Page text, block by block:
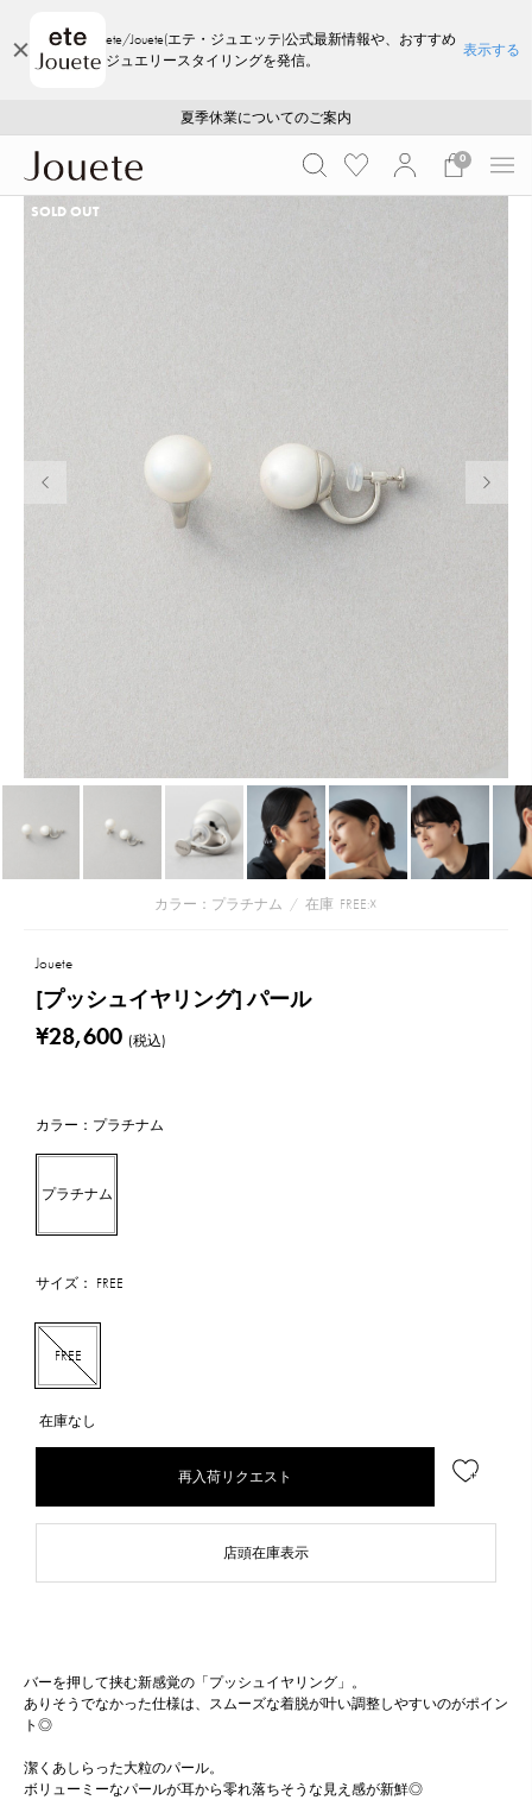
ete/Jouete(エテ・ジュエッテ)公式最新情報や、おすすめ
ジュエリースタイリングを発信。
表示する
採用のご案内
ご注文いただいたお品物のお届け状況について
夏季休業についてのご案内
WEB LIMITED ITEMS >>
採用のご案内
ご注文いただいたお品物のお届け状況について
0
カラー：プラチナム / 在庫 FREE:☓
SOLD OUT
Jouete
[プッシュイヤリング] パール
¥28,600 (税込)
カラー：プラチナム
プラチナム
サイズ： FREE
FREE
在庫なし
再入荷リクエスト
店頭在庫表示
バーを押して挟む新感覚の「プッシュイヤリング」。
ありそうでなかった仕様は、スムーズな着脱が叶い調整しやすいのがポイン
ト◎
潔くあしらった大粒のパール。
ボリューミーなパールが耳から零れ落ちそうな見え感が新鮮◎